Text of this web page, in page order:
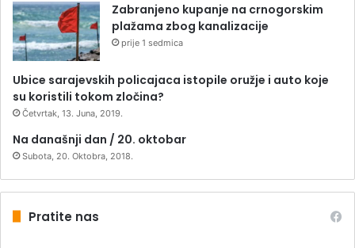
Zabranjeno kupanje na crnogorskim
plažama zbog kanalizacije
prije 1 sedmica
Ubice sarajevskih policajaca istopile oružje i auto koje
su koristili tokom zločina?
Četvrtak, 13. Juna, 2019.
Na današnji dan / 20. oktobar
Subota, 20. Oktobra, 2018.
Pratite nas